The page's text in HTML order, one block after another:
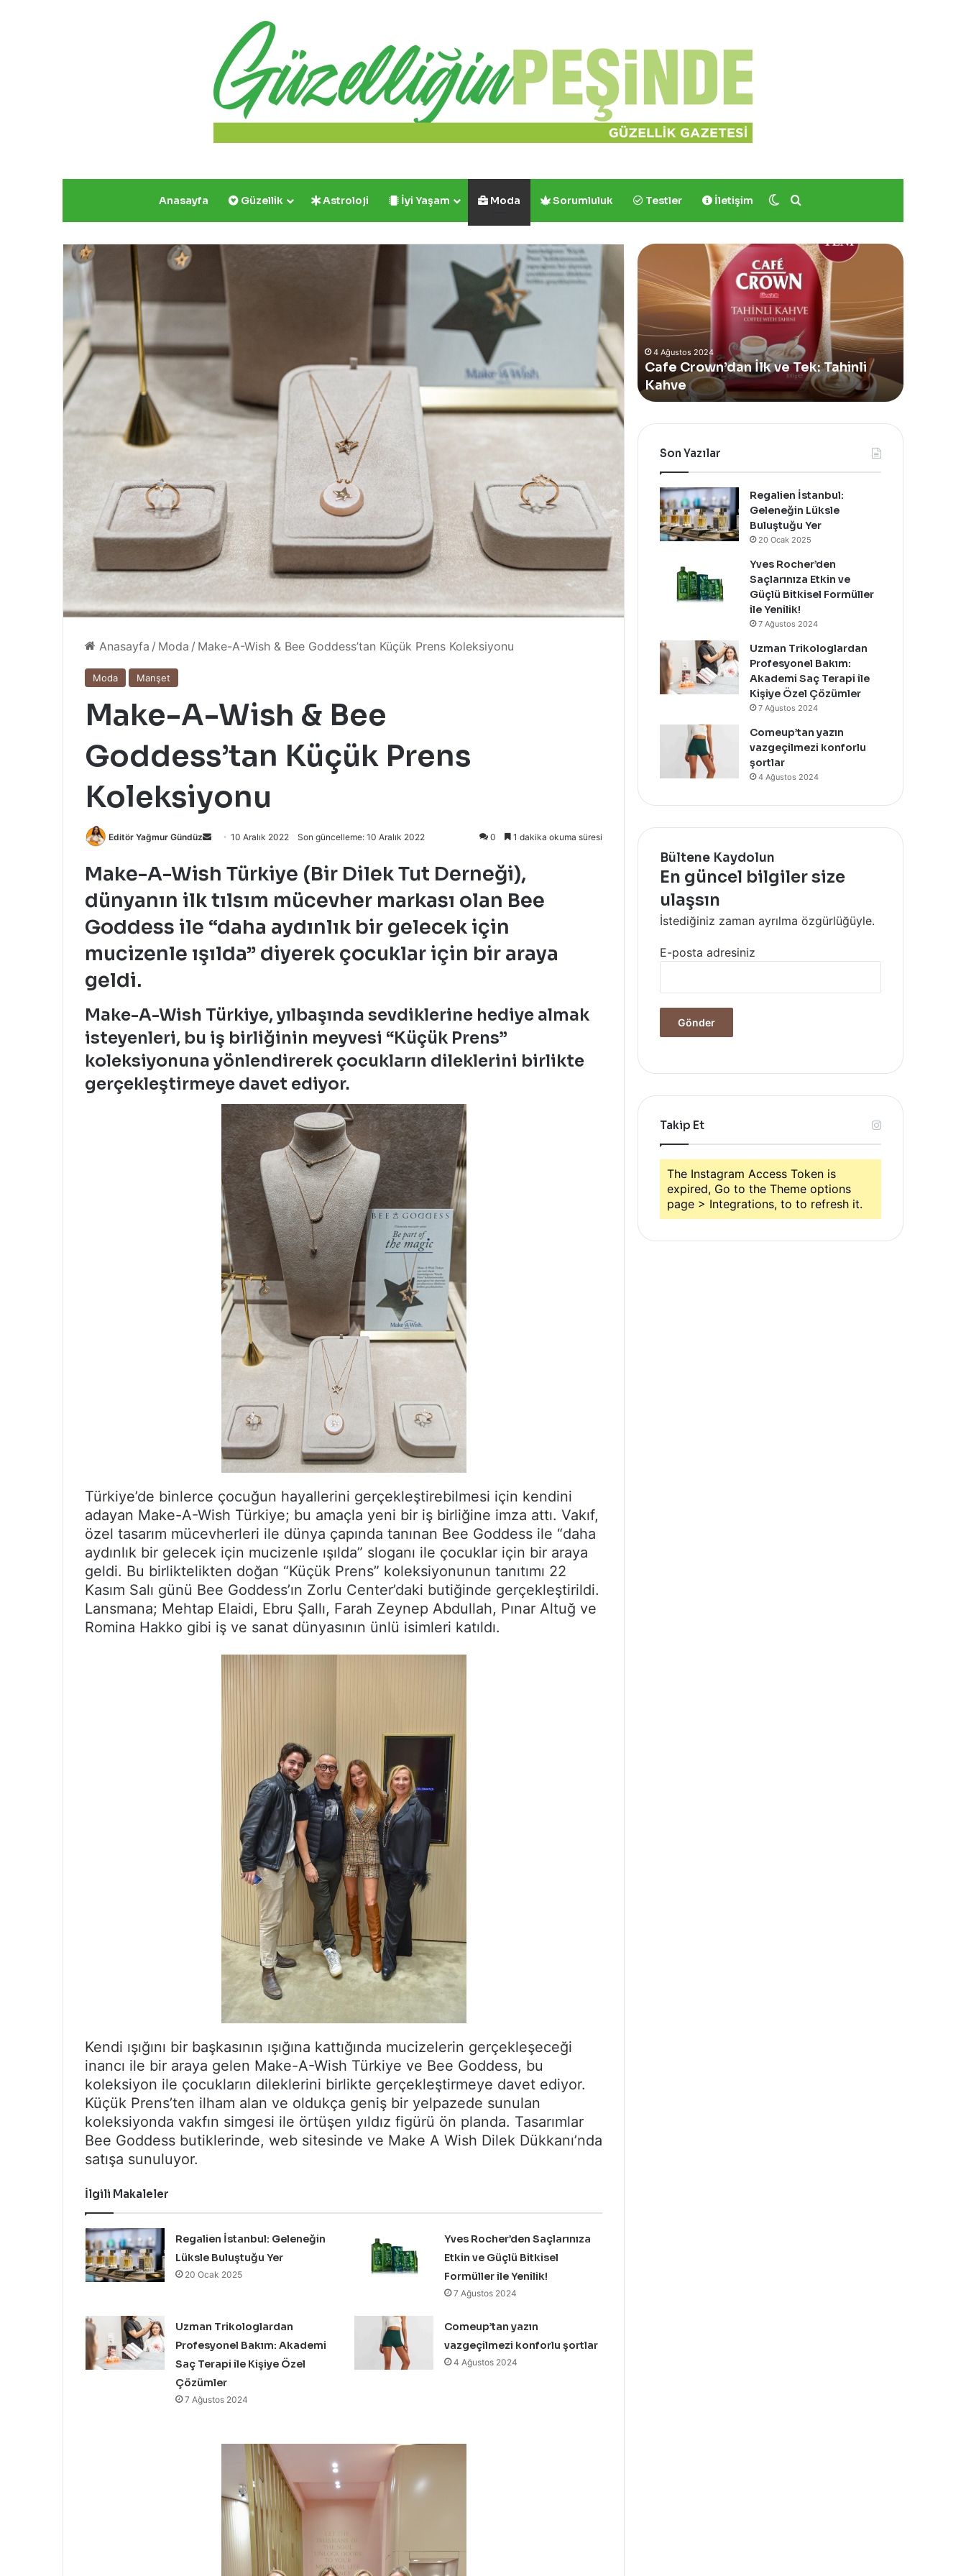
Anasayfa Güzellik Astroloji İyi Yaşam Moda Sorumluluk Testler İletişim Dış görünümü değiştir
Arama yap ...
Anasayfa / Moda / Make-A-Wish & Bee Goddess’tan Küçük Prens Koleksiyonu
Moda Manşet
Make-A-Wish & Bee
Goddess’tan Küçük Prens
Koleksiyonu
Editör Yağmur Gündüz
Bir
posta
10 Aralık 2022 Son güncelleme: 10 Aralık 2022 0 1 dakika okuma süresi
Make-A-Wish Türkiye (Bir Dilek Tut Derneği),
dünyanın ilk tılsım mücevher markası olan Bee
Goddess ile “daha aydınlık bir gelecek için
mucizenle ışılda” diyerek çocuklar için bir araya
geldi.
Make-A-Wish Türkiye, yılbaşında sevdiklerine hediye almak
isteyenleri, bu iş birliğinin meyvesi “Küçük Prens”
koleksiyonuna yönlendirerek çocukların dileklerini birlikte
gerçekleştirmeye davet ediyor.
Türkiye’de binlerce çocuğun hayallerini gerçekleştirebilmesi için kendini
adayan Make-A-Wish Türkiye; bu amaçla yeni bir iş birliğine imza attı. Vakıf,
özel tasarım mücevherleri ile dünya çapında tanınan Bee Goddess ile “daha
aydınlık bir gelecek için mucizenle ışılda” sloganı ile çocuklar için bir araya
geldi. Bu birliktelikten doğan “Küçük Prens” koleksiyonunun tanıtımı 22
Kasım Salı günü Bee Goddess’ın Zorlu Center’daki butiğinde gerçekleştirildi.
Lansmana; Mehtap Elaidi, Ebru Şallı, Farah Zeynep Abdullah, Pınar Altuğ ve
Romina Hakko gibi iş ve sanat dünyasının ünlü isimleri katıldı.
Kendi ışığını bir başkasının ışığına kattığında mucizelerin gerçekleşeceği
inancı ile bir araya gelen Make-A-Wish Türkiye ve Bee Goddess, bu
koleksiyon ile çocukların dileklerini birlikte gerçekleştirmeye davet ediyor.
Küçük Prens’ten ilham alan ve oldukça geniş bir yelpazede sunulan
koleksiyonda vakfın simgesi ile örtüşen yıldız figürü ön planda. Tasarımlar
Bee Goddess butiklerinde, web sitesinde ve Make A Wish Dilek Dükkanı’nda
satışa sunuluyor.
İlgili Makaleler
Regalien İstanbul: Geleneğin
Lüksle Buluştuğu Yer
20 Ocak 2025
Yves Rocher’den Saçlarınıza
Etkin ve Güçlü Bitkisel
Formüller ile Yenilik!
7 Ağustos 2024
Uzman Trikologlardan
Profesyonel Bakım: Akademi
Saç Terapi ile Kişiye Özel
Çözümler
7 Ağustos 2024
Comeup’tan yazın
vazgeçilmezi konforlu şortlar
4 Ağustos 2024
Yazın
Parıldayan
Üçlüsü
Golden
Rose’da!
Yazın Parıldayan Üçlüsü Golden
Rose’da!
Tek:
Cafe Crown’dan İlk ve Tek: Tahinli
Kahve
Momo
Bodrum’da
Yer
Alan
Yeni
Summer
Pop-
Up
Mağazasını
Davet
İle
Kutladı!
4 Ağustos 2024
Yves Rocher, Momo Bodrum’da Yer
Alan Yeni Summer Pop-Up Mağazasını
Özel Bir Davet İle Kutladı!
Son Yazılar
Regalien İstanbul:
Geleneğin Lüksle
Buluştuğu Yer
20 Ocak 2025
Yves Rocher’den
Saçlarınıza Etkin ve
Güçlü Bitkisel Formüller
ile Yenilik!
7 Ağustos 2024
Uzman Trikologlardan
Profesyonel Bakım:
Akademi Saç Terapi ile
Kişiye Özel Çözümler
7 Ağustos 2024
Comeup’tan yazın
vazgeçilmezi konforlu
şortlar
4 Ağustos 2024
Bültene Kaydolun
En güncel bilgiler size
ulaşsın
İstediğiniz zaman ayrılma özgürlüğüyle.
E-posta adresiniz
Takip Et
The Instagram Access Token is
expired, Go to the Theme options
page > Integrations, to to refresh it.